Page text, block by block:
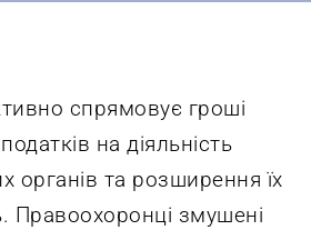
спрямовує гроші
на діяльність
органів та розширення їх
Правоохоронці змушені